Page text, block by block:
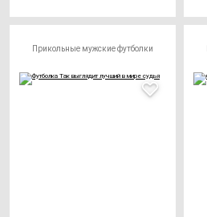
Прикольные мужские футболки